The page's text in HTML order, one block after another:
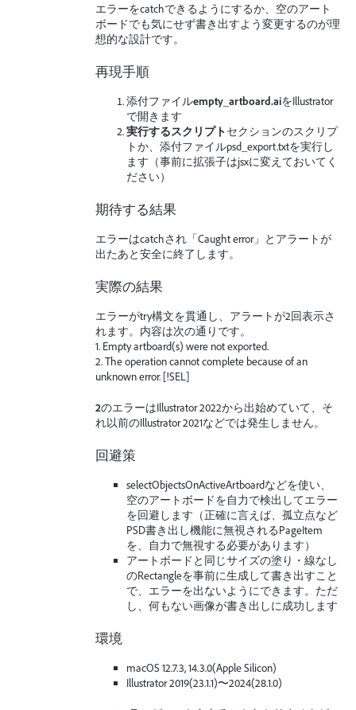
エラーをcatchできるようにするか、空のアート
ボードでも気にせず書き出すよう変更するのが理
想的な設計です。
再現手順
添付ファイルempty_artboard.aiをIllustrator
で開きます
実行するスクリプトセクションのスクリプ
トか、添付ファイルpsd_export.txtを実行し
ます（事前に拡張子はjsxに変えておいてく
ださい）
期待する結果
エラーはcatchされ「Caught error」とアラートが
出たあと安全に終了します。
実際の結果
エラーがtry構文を貫通し、アラートが2回表示さ
れます。内容は次の通りです。
1. Empty artboard(s) were not exported.
2. The operation cannot complete because of an
unknown error. [!SEL]
2のエラーはIllustrator 2022から出始めていて、そ
れ以前のIllustrator 2021などでは発生しません。
回避策
selectObjectsOnActiveArtboardなどを使い、
空のアートボードを自力で検出してエラー
を回避します（正確に言えば、孤立点など
PSD書き出し機能に無視されるPageItem
を、自力で無視する必要があります）
アートボードと同じサイズの塗り・線なし
のRectangleを事前に生成して書き出すこと
で、エラーを出ないようにできます。ただ
し、何もない画像が書き出しに成功します
環境
macOS 12.7.3, 14.3.0(Apple Silicon)
Illustrator 2019(23.1.1)〜2024(28.1.0)